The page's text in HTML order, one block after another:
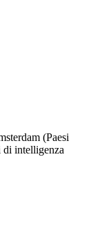
(Paesi
di intelligenza